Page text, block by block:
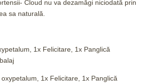
Cloud nu va dezamăgi niciodată prin
sa naturală.
1x Felicitare, 1x Panglică
1x Felicitare, 1x Panglică